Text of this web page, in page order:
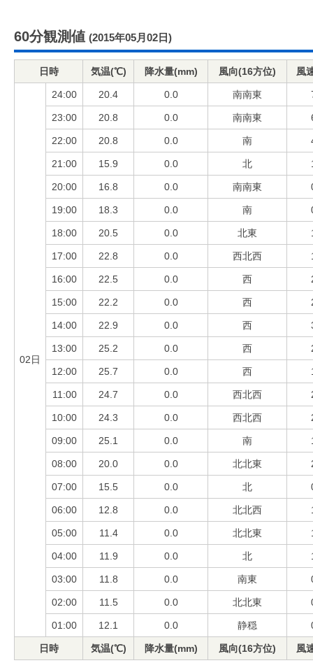
60分観測値 (2015年05月02日)
日時 気温(℃) 降水量(mm) 風向(16方位) 風
02日
24:00 20.4 0.0 南南東
23:00 20.8 0.0 南南東
22:00 20.8 0.0 南
21:00 15.9 0.0 北
20:00 16.8 0.0 南南東
19:00 18.3 0.0 南
18:00 20.5 0.0 北東
17:00 22.8 0.0 西北西
16:00 22.5 0.0 西
15:00 22.2 0.0 西
14:00 22.9 0.0 西
13:00 25.2 0.0 西
12:00 25.7 0.0 西
11:00 24.7 0.0 西北西
10:00 24.3 0.0 西北西
09:00 25.1 0.0 南
08:00 20.0 0.0 北北東
07:00 15.5 0.0 北
06:00 12.8 0.0 北北西
05:00 11.4 0.0 北北東
04:00 11.9 0.0 北
03:00 11.8 0.0 南東
02:00 11.5 0.0 北北東
01:00 12.1 0.0 静穏
日時 気温(℃) 降水量(mm) 風向(16方位) 風